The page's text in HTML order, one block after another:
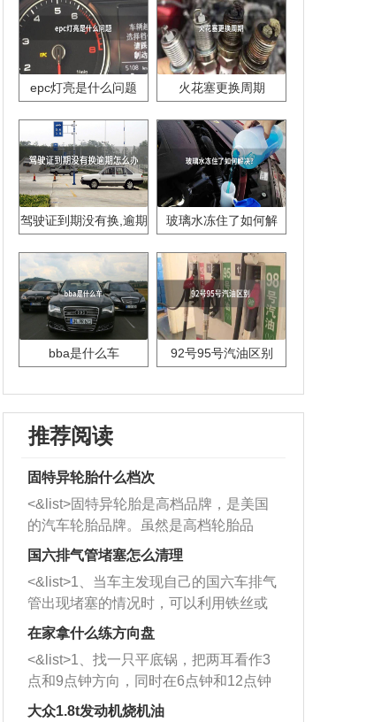
epc灯亮是什么问题 火花塞更换周期
驾驶证到期没有换,逾期
玻璃水冻住了如何解
bba是什么车 92号95号汽油区别
推荐阅读
固特异轮胎什么档次
<&list>固特异轮胎是高档品牌，是美国
的汽车轮胎品牌。虽然是高档轮胎品
牌，但是中高低端的轮胎都有生产，这
也是为了更好的开拓市场。
国六排气管堵塞怎么清理
<&list>1、当车主发现自己的国六车排气
管出现堵塞的情况时，可以利用铁丝或
者是细棍，直接将杂物给取出来，如果
堵塞情况比较严重，也可以采取应急措
施。 <&list>2、直接利用木棍将所有的
杂物推到排气管里面的位置处，然后将
三元催化器拆解开，就可以将堵塞的东
在家拿什么练方向盘
<&list>1、找一只平底锅，把两耳看作3
点和9点钟方向，同时在6点钟和12点钟
方向做一个标记。 <&list>2、双手握住
大众1.8t发动机烧机油